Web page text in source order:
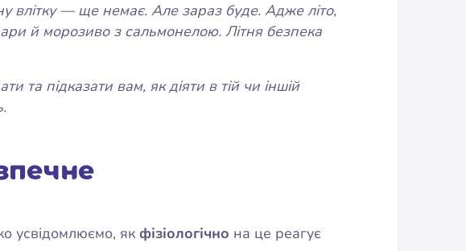
влітку — ще немає. Але зараз буде. Адже літо,
й морозиво з сальмонелою. Літня безпека
та підказати вам, як діяти в тій чи іншій
усвідомлюємо, як фізіологічно на це реагує